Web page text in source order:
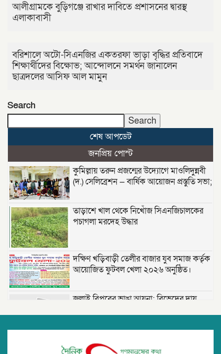
আলীগ্রামকে বুড়িগঞ্জে রাখার দাবিতে প্রশাসনের দ্বারস্থ
এলাকাবাসী
বরিশালে অটো-সিএনজির একতরফা ভাড়া বৃদ্ধির প্রতিবাদে
শিক্ষার্থীদের বিক্ষোভ; আন্দোলনে সমর্থন জানালেন
ছাত্রদলের আসিফ আল মামুন
Search
Search
শেষ আপডেট
জনপ্রিয় পোস্ট
কুমিল্লায় তরুন প্রজন্মের উদ্যোগে মাওলিদুন্নবী
(দ.) সেলিব্রেশন — বার্ষিক আয়োজন প্রস্তুতি সভা;
তাড়াশে খাল থেকে নিখোঁজ সিএনজিচালকের
পচাগলা মরদেহ উদ্ধার
দক্ষিণ খড়িবাড়ী তেলীর বাজার যুব সমাজ কর্তৃক
আয়োজিত ফুটবল খেলা ২০২৬ অনুষ্ঠিত।
জুলাই বিপ্লবের ভাঙা আয়না: বিভেদের দায়
চিপসের প্যাকেট নিতে গিয়ে বিস্ফোরণ